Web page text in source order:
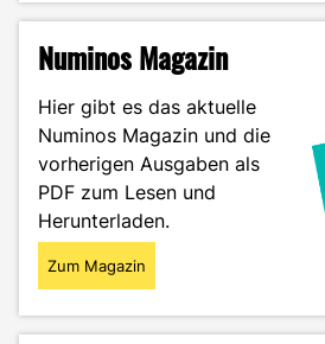
Seite
Influencer-
Welt"
Numinos Magazin
Hier gibt es das aktuelle
Numinos Magazin und die
vorherigen Ausgaben als
PDF zum Lesen und
Herunterladen.
Zum Magazin